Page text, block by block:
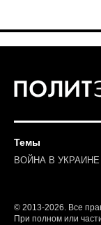
Темы
ВОЙНА В УКРАИНЕ
© 2013-2026. Все
При полном или